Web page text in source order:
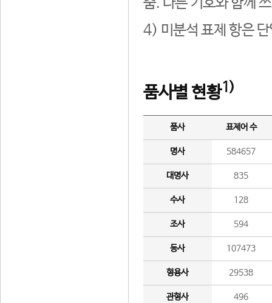
줌. 다른 기호와 함께
4) 미분석 표제 항은
품사별 현황1)
품사 표제어 수
명사 584657
대명사 835
수사 128
조사 594
동사 107473
형용사 29538
관형사 496